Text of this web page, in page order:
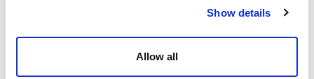
Show details
Allow all